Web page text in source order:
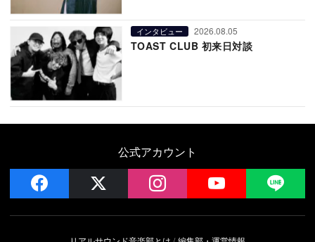
インタビュー 2026.08.05
TOAST CLUB 初来日対談
公式アカウント
facebook instagram YouTube